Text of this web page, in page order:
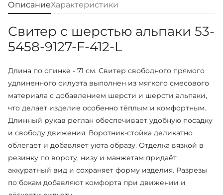
ОписаниеХарактеристики
Свитер с шерстью альпаки 53-
5458-9127-F-412-L
Длина по спинке - 71 см. Свитер свободного прямого
удлиненного силуэта выполнен из мягкого смесового
материала с добавлением шерсти и шерсти альпаки,
что делает изделие особенно тёплым и комфортным.
Длинный рукав реглан обеспечивает удобную посадку
и свободу движения. Воротник-стойка деликатно
облегает и добавляет уюта образу. Отделка вязкой в
резинку по вороту, низу и манжетам придаёт
аккуратный вид и сохраняет форму изделия. Разрезы
по бокам добавляют комфорта при движении и